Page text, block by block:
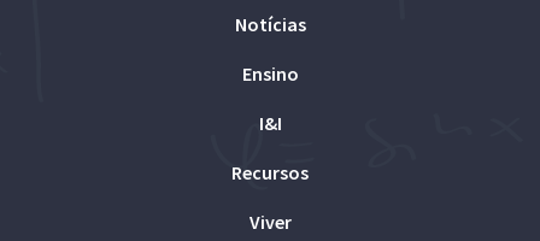
Notícias
Ensino
I&I
Recursos
Viver